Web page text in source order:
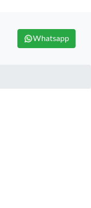
Whatsapp